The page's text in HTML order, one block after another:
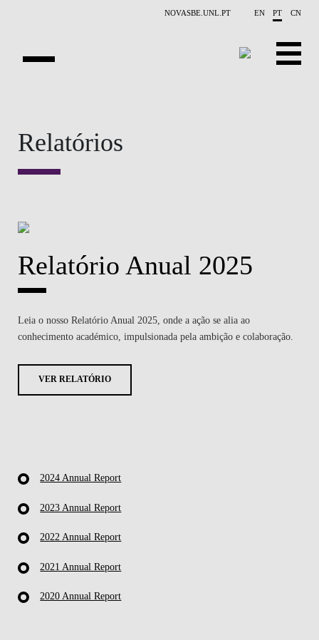
NOVASBE.UNL.PT EN PT CN
PESSOAS
PROJETOS
CONTACTOS
GET INVOLVED
Relatórios
Relatório Anual 2025
Leia o nosso Relatório Anual 2025, onde a ação se alia ao
conhecimento académico, impulsionada pela ambição e colaboração.
VER RELATÓRIO
2024 Annual Report
2023 Annual Report
2022 Annual Report
2021 Annual Report
2020 Annual Report